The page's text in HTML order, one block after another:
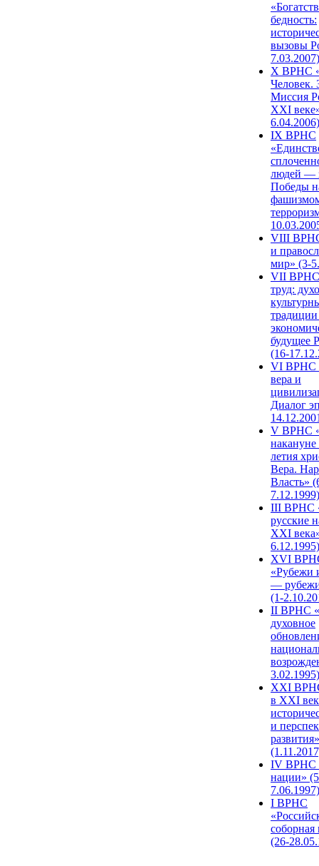
бедность:
вызовы
7.03.2007)
X ВРНС
Человек.
Миссия
XXI
6.04.2006)
IX ВРНС
людей —
Победы
VIII
и
мир» (3-
VII ВРНС
труд:
будущее
(16-
VI ВРНС
вера и
Диалог
V ВРНС
накануне
летия
Вера.
Власть»
7.12.1999)
III ВРНС
русские
XXI
6.12.1995)
XVI
«Рубежи
—
(1-
II ВРНС
духовное
3.02.1995)
XХI
в XXI
и
развития»
IV ВРНС
нации»
7.06.1997)
I ВРНС
(26-